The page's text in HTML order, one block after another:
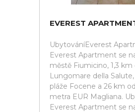
EVEREST
UbytováníEverest
Everest Apartment se
městě Fiumicino, 1,3 km
Lungomare della
pláže Focene a 26 km
metra EUR Magliana.
Everest Apartment se